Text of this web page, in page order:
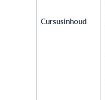
Cursusinhoud